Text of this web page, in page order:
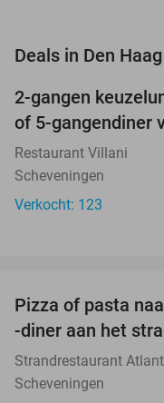
Deals in Den Haag
2-gangen
of 5-gangendiner
Restaurant Villani
Scheveningen
Verkocht: 123
Pizza of pasta
-diner aan het
Strandrestaurant
Scheveningen